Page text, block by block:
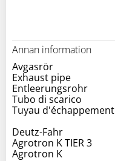
Annan information
Avgasrör
Exhaust pipe
Entleerungsrohr
Tubo di scarico
Tuyau d'échappement
Deutz-Fahr
Agrotron K TIER 3
Agrotron K